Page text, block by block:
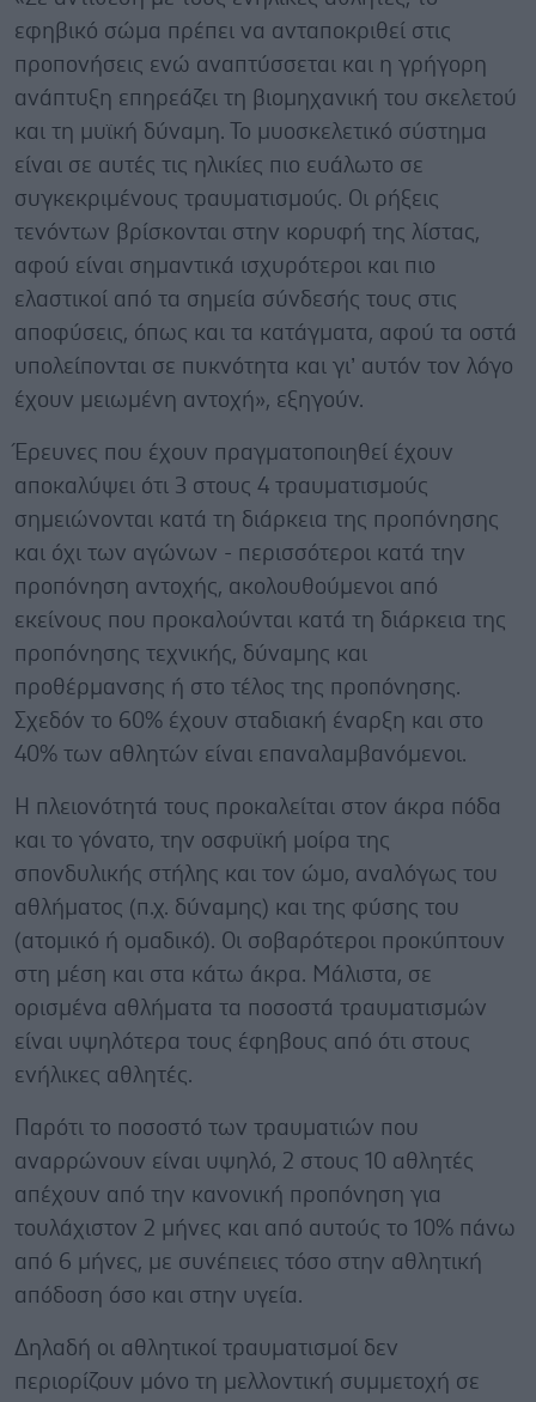
εφηβικό σώμα πρέπει να ανταποκριθεί στις
προπονήσεις ενώ αναπτύσσεται και η γρήγορη
ανάπτυξη επηρεάζει τη βιομηχανική του σκελετού
και τη μυϊκή δύναμη. Το μυοσκελετικό σύστημα
είναι σε αυτές τις ηλικίες πιο ευάλωτο σε
συγκεκριμένους τραυματισμούς. Οι ρήξεις
τενόντων βρίσκονται στην κορυφή της λίστας,
αφού είναι σημαντικά ισχυρότεροι και πιο
ελαστικοί από τα σημεία σύνδεσής τους στις
αποφύσεις, όπως και τα κατάγματα, αφού τα οστά
υπολείπονται σε πυκνότητα και γι’ αυτόν τον λόγο
έχουν μειωμένη αντοχή», εξηγούν.
Έρευνες που έχουν πραγματοποιηθεί έχουν
αποκαλύψει ότι 3 στους 4 τραυματισμούς
σημειώνονται κατά τη διάρκεια της προπόνησης
και όχι των αγώνων - περισσότεροι κατά την
προπόνηση αντοχής, ακολουθούμενοι από
εκείνους που προκαλούνται κατά τη διάρκεια της
προπόνησης τεχνικής, δύναμης και
προθέρμανσης ή στο τέλος της προπόνησης.
Σχεδόν το 60% έχουν σταδιακή έναρξη και στο
40% των αθλητών είναι επαναλαμβανόμενοι.
Η πλειονότητά τους προκαλείται στον άκρα πόδα
και το γόνατο, την οσφυϊκή μοίρα της
σπονδυλικής στήλης και τον ώμο, αναλόγως του
αθλήματος (π.χ. δύναμης) και της φύσης του
(ατομικό ή ομαδικό). Οι σοβαρότεροι προκύπτουν
στη μέση και στα κάτω άκρα. Μάλιστα, σε
ορισμένα αθλήματα τα ποσοστά τραυματισμών
είναι υψηλότερα τους έφηβους από ότι στους
ενήλικες αθλητές.
Παρότι το ποσοστό των τραυματιών που
αναρρώνουν είναι υψηλό, 2 στους 10 αθλητές
απέχουν από την κανονική προπόνηση για
τουλάχιστον 2 μήνες και από αυτούς το 10% πάνω
από 6 μήνες, με συνέπειες τόσο στην αθλητική
απόδοση όσο και στην υγεία.
Δηλαδή οι αθλητικοί τραυματισμοί δεν
περιορίζουν μόνο τη μελλοντική συμμετοχή σε